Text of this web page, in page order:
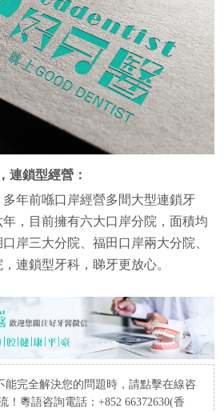
連鎖型經營：
年前喺口岸經營多間大型連鎖牙
，目前擁有六大口岸分院，面積均
岸三大分院、福田口岸兩大分院、
連鎖型牙科，睇牙更放心。
能完全解決您的問題時，請點擊在線咨
！粵語咨詢電話：+852 66372630(香